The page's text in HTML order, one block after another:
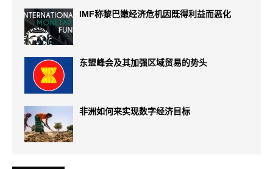
IMF称黎巴嫩经济危机因既得利益而恶化
东盟峰会及其加强区域贸易的势头
非洲如何来实现数字经济目标